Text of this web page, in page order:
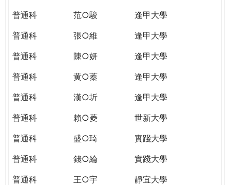
普通科
范○駿
逢甲大學
普通科
張○維
逢甲大學
普通科
陳○妍
逢甲大學
普通科
黄○蓁
逢甲大學
普通科
漢○圻
逢甲大學
普通科
賴○菱
世新大學
普通科
盛○琦
實踐大學
普通科
錢○綸
實踐大學
普通科
王○宇
靜宜大學